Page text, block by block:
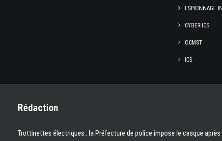
ESPIONNAGE
CYBER ICS
OCMST
ICS
Rédaction
Trottinettes électriques : la Préfecture de police impose le casque